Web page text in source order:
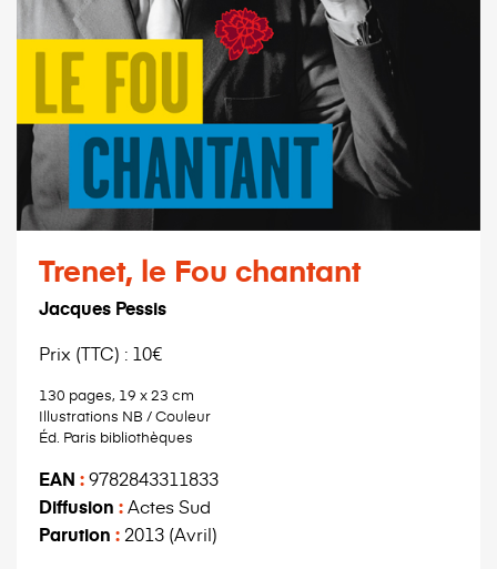
Trenet, le Fou chantant
Jacques Pessis
Prix (TTC) : 10€
130 pages, 19 x 23 cm
Illustrations NB / Couleur
Éd. Paris bibliothèques
EAN :9782843311833
Diffusion :Actes Sud
Parution : 2013 (Avril)